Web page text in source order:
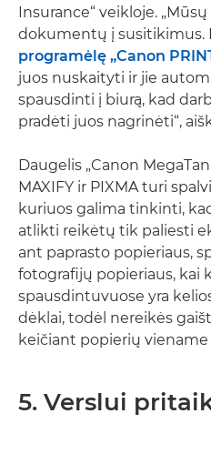
Insurance“ veikloje.
dokumentų į susitikimus.
programėlę „Canon
juos nuskaityti ir jie
spausdinti į biurą, kad
pradėti juos nagrinėti“,
Daugelis „Canon
MAXIFY ir PIXMA turi
kuriuos galima tinkinti,
atlikti reikėtų tik paliesti
ant paprasto popieriaus,
fotografijų popieriaus, kai
spausdintuvuose yra
dėklai, todėl nereikės
keičiant popierių viename
5. Verslui